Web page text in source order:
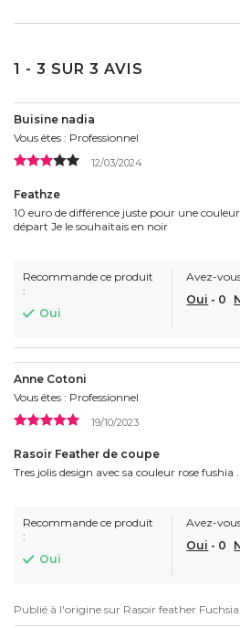
1 - 3 SUR 3 AVIS
Buisine nadia
Vous êtes : Professionnel
12/03/2024
Feathze
10 euro de différence juste pour une
départ Je le souhaitais en noir
Recommande ce produit
:
Oui
Avez-
Oui - 0
Anne Cotoni
Vous êtes : Professionnel
19/10/2023
Rasoir Feather de coupe
Tres jolis design avec sa couleur rose
Recommande ce produit
:
Oui
Avez-
Oui - 0
Publié à l'origine sur Rasoir feather